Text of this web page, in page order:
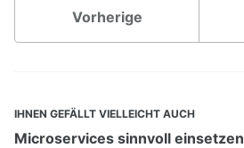
Vorherige
IHNEN GEFÄLLT VIELLEICHT AUCH
Microservices sinnvoll einsetzen